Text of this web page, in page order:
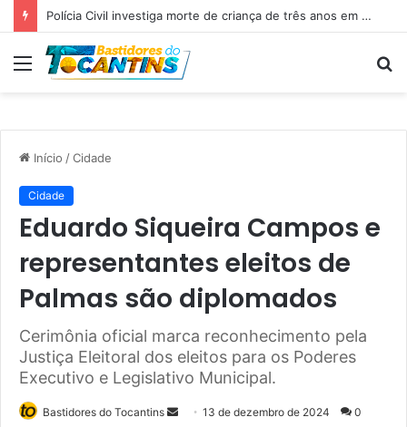
Polícia Civil investiga morte de criança de três anos em Palmas; pai é suspeito de agressão
Menu
Início /Cidade
Cidade
Eduardo Siqueira Campos e
representantes eleitos de
Palmas são diplomados
Cerimônia oficial marca reconhecimento pela
Justiça Eleitoral dos eleitos para os Poderes
Executivo e Legislativo Municipal.
Bastidores do Tocantins 13 de dezembro de 2024 0